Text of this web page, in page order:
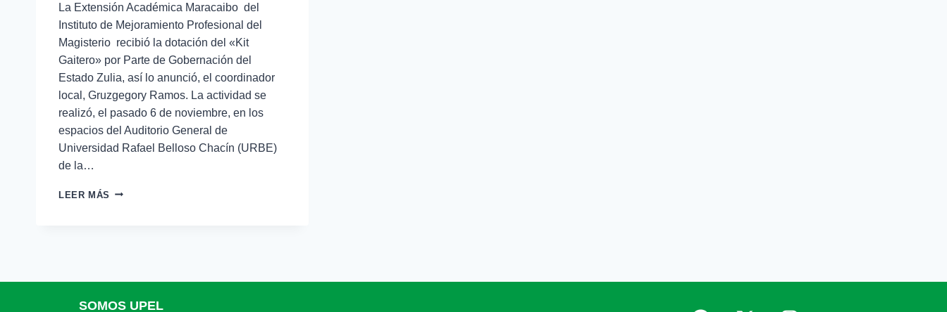
La Extensión Académica Maracaibo del
Instituto de Mejoramiento Profesional del
Magisterio recibió la dotación del «Kit
Gaitero» por Parte de Gobernación del
Estado Zulia, así lo anunció, el coordinador
local, Gruzgegory Ramos. La actividad se
realizó, el pasado 6 de noviembre, en los
espacios del Auditorio General de
Universidad Rafael Belloso Chacín (URBE)
de la…
LEER MÁS
SOMOS UPEL